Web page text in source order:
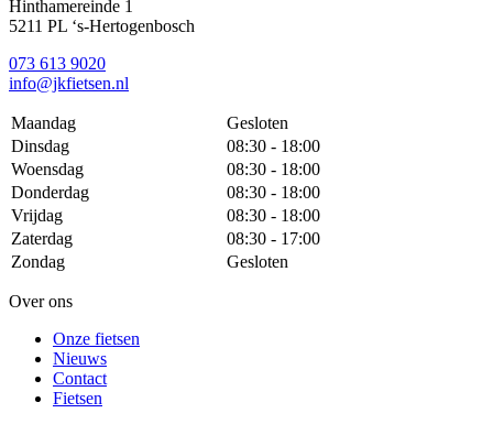
Hinthamereinde 1
5211 PL ‘s-Hertogenbosch
073 613 9020
info@jkfietsen.nl
Maandag
Gesloten
Dinsdag
08:30 - 18:00
Woensdag
08:30 - 18:00
Donderdag
08:30 - 18:00
Vrijdag
08:30 - 18:00
Zaterdag
08:30 - 17:00
Zondag
Gesloten
Over ons
Onze fietsen
Nieuws
Contact
Fietsen